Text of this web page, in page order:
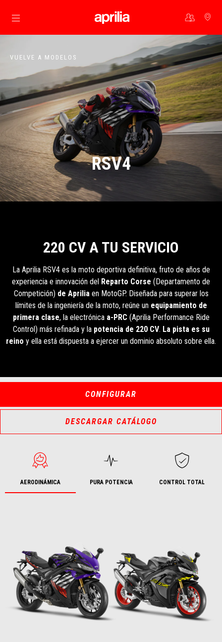
Ir al contenido principal
VUELVE A MODELOS
RSV4
220 CV A TU SERVICIO
La Aprilia RSV4 es la moto deportiva definitiva, fruto de años de
experiencia e innovación del Reparto Corse (Departamento de
Competición) de Apriliaen MotoGP. Diseñada para superar los
límites de la ingeniería de la moto, reúne un equipamiento de
primera clase, la electrónica a-PRC (Aprilia Performance Ride
Control) más refinada y la potencia de 220 CV. La pista es su
reino y ella está dispuesta a ejercer un dominio absoluto sobre ella.
CONFIGURAR
DESCARGAR CATÁLOGO
AERODINÁMICA PURA POTENCIA CONTROL TOTAL